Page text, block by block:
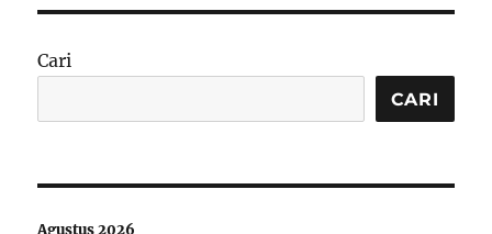
Cari
CARI